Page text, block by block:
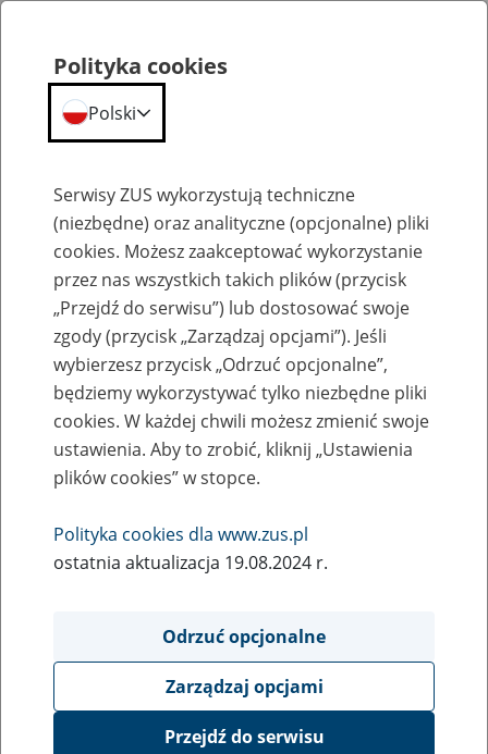
Szkolenia
Zaproś ZUS do siebie - zakładanie profili
eZUS w siedzibie Twojej firmy
Rodzaj wydarzenia
Szkolenia
Obszar merytoryczny
obsługa klientów
Opis wydarzenia
Polityka cookies
Polski
Serwisy ZUS wykorzystują techniczne
(niezbędne) oraz analityczne (opcjonalne) pliki
cookies. Możesz zaakceptować wykorzystanie
przez nas wszystkich takich plików (przycisk
„Przejdź do serwisu”) lub dostosować swoje
zgody (przycisk „Zarządzaj opcjami”). Jeśli
wybierzesz przycisk „Odrzuć opcjonalne”,
będziemy wykorzystywać tylko niezbędne pliki
cookies. W każdej chwili możesz zmienić swoje
ustawienia. Aby to zrobić, kliknij „Ustawienia
plików cookies” w stopce.
Polityka cookies dla www.zus.pl
ostatnia aktualizacja 19.08.2024 r.
Odrzuć opcjonalne
Zarządzaj opcjami
Przejdź do serwisu